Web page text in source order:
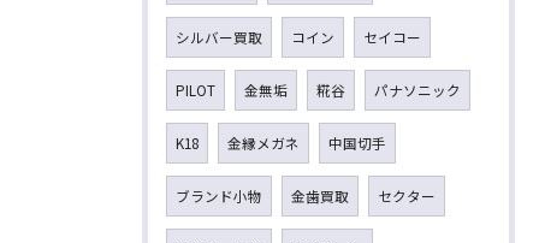
シルバー買取 コイン セイコー
PILOT 金無垢 糀谷 パナソニック
K18 金縁メガネ 中国切手
ブランド小物 金歯買取 セクター